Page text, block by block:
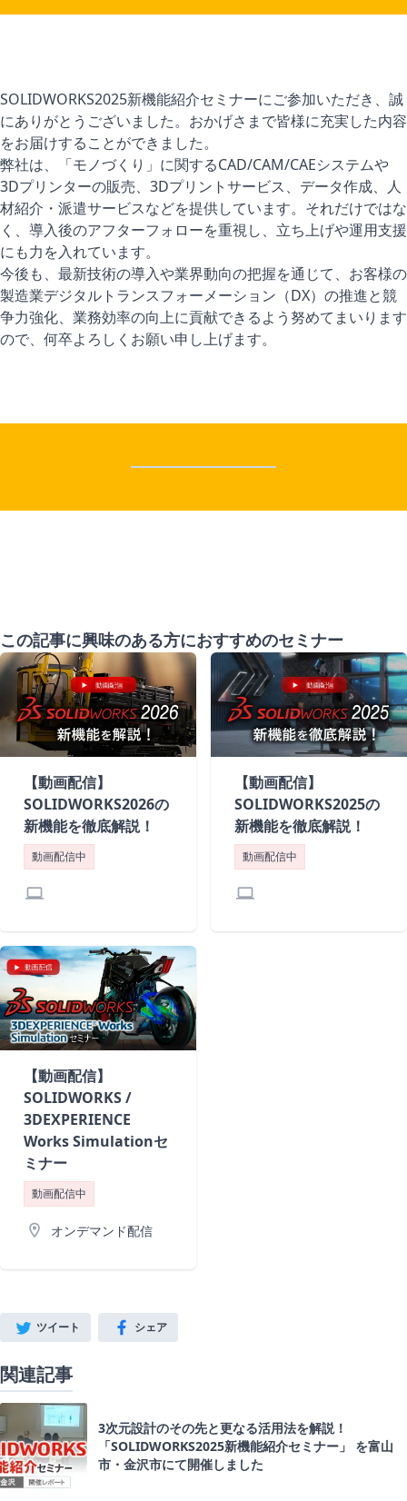
SOLIDWORKS2025新機能紹介セミナーにご参加いただき、誠
にありがとうございました。おかげさまで皆様に充実した内容
をお届けすることができました。
弊社は、「モノづくり」に関するCAD/CAM/CAEシステムや
3Dプリンターの販売、3Dプリントサービス、データ作成、人
材紹介・派遣サービスなどを提供しています。それだけではな
く、導入後のアフターフォローを重視し、立ち上げや運用支援
にも力を入れています。
今後も、最新技術の導入や業界動向の把握を通じて、お客様の
製造業デジタルトランスフォーメーション（DX）の推進と競
争力強化、業務効率の向上に貢献できるよう努めてまいります
ので、何卒よろしくお願い申し上げます。
この記事に興味のある方におすすめのセミナー
【動画配信】
SOLIDWORKS2026の
新機能を徹底解説！
動画配信中
laptop
【動画配信】
SOLIDWORKS2025の
新機能を徹底解説！
動画配信中
laptop
【動画配信】
SOLIDWORKS /
3DEXPERIENCE
Works Simulationセ
ミナー
動画配信中
location_on オンデマンド配信
Twitterツイート Facebook
シェア
関連記事
3次元設計のその先と更なる活用法を解説！
「SOLIDWORKS2025新機能紹介セミナー」 を富山
市・金沢市にて開催しました